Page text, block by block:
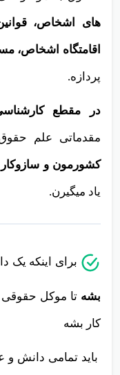
حقوق به
های اشخاص،
اقامتگاه اشخاص،
پردازه.
در مقطع
مقدماتی علم
کشورمون و
برای اینکه یک
بشهتا موکل حقوقی
کار بشه